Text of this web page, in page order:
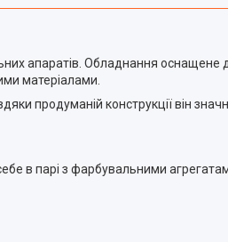
апаратів. Обладнання оснащене
матеріалами.
продуманій конструкції він
в парі з фарбувальними